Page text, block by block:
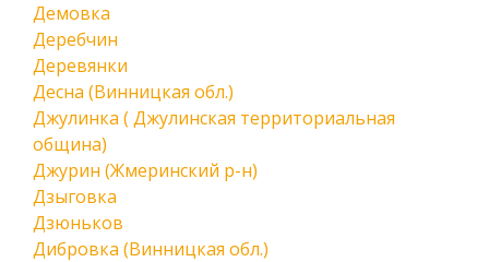
Демовка
Деребчин
Деревянки
Десна (Винницкая обл.)
Джулинка ( Джулинская территориальная
община)
Джурин (Жмеринский р-н)
Дзыговка
Дзюньков
Дибровка (Винницкая обл.)